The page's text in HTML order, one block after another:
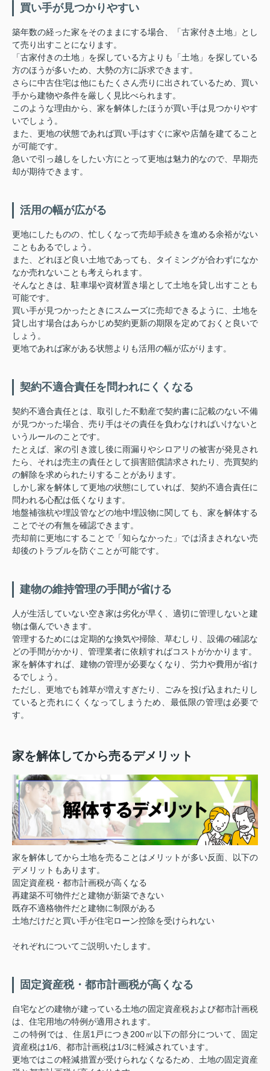
買い手が見つかりやすい
築年数の経った家をそのままにする場合、「古家付き土地」とし
て売り出すことになります。
「古家付きの土地」を探している方よりも「土地」を探している
方のほうが多いため、大勢の方に訴求できます。
さらに中古住宅は他にもたくさん売りに出されているため、買い
手から建物や条件を厳しく見比べられます。
このような理由から、家を解体したほうが買い手は見つかりやす
いでしょう。
また、更地の状態であれば買い手はすぐに家や店舗を建てること
が可能です。
急いで引っ越しをしたい方にとって更地は魅力的なので、早期売
却が期待できます。
活用の幅が広がる
更地にしたものの、忙しくなって売却手続きを進める余裕がない
こともあるでしょう。
また、どれほど良い土地であっても、タイミングが合わずになか
なか売れないことも考えられます。
そんなときは、駐車場や資材置き場として土地を貸し出すことも
可能です。
買い手が見つかったときにスムーズに売却できるように、土地を
貸し出す場合はあらかじめ契約更新の期限を定めておくと良いで
しょう。
更地であれば家がある状態よりも活用の幅が広がります。
契約不適合責任を問われにくくなる
契約不適合責任とは、取引した不動産で契約書に記載のない不備
が見つかった場合、売り手はその責任を負わなければいけないと
いうルールのことです。
たとえば、家の引き渡し後に雨漏りやシロアリの被害が発見され
たら、それは売主の責任として損害賠償請求されたり、売買契約
の解除を求められたりすることがあります。
しかし家を解体して更地の状態にしていれば、契約不適合責任に
問われる心配は低くなります。
地盤補強杭や埋設管などの地中埋設物に関しても、家を解体する
ことでその有無を確認できます。
売却前に更地にすることで「知らなかった」では済まされない売
却後のトラブルを防ぐことが可能です。
建物の維持管理の手間が省ける
人が生活していない空き家は劣化が早く、適切に管理しないと建
物は傷んでいきます。
管理するためには定期的な換気や掃除、草むしり、設備の確認な
どの手間がかかり、管理業者に依頼すればコストがかかります。
家を解体すれば、建物の管理が必要なくなり、労力や費用が省け
るでしょう。
ただし、更地でも雑草が増えすぎたり、ごみを投げ込まれたりし
ていると売れにくくなってしまうため、最低限の管理は必要で
す。
家を解体してから売るデメリット
家を解体してから土地を売ることはメリットが多い反面、以下の
デメリットもあります。
固定資産税・都市計画税が高くなる
再建築不可物件だと建物が新築できない
既存不適格物件だと建物に制限がある
土地だけだと買い手が住宅ローン控除を受けられない
それぞれについてご説明いたします。
固定資産税・都市計画税が高くなる
自宅などの建物が建っている土地の固定資産税および都市計画税
は、住宅用地の特例が適用されます。
この特例では、住居1戸につき200㎡以下の部分について、固定
資産税は1/6、都市計画税は1/3に軽減されています。
更地ではこの軽減措置が受けられなくなるため、土地の固定資産